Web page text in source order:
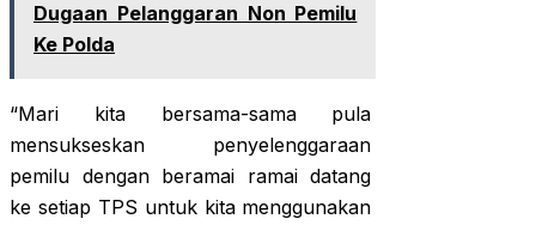
Dugaan Pelanggaran Non Pemilu
Ke Polda
“Mari kita bersama-sama pula
mensukseskan penyelenggaraan
pemilu dengan beramai ramai datang
ke setiap TPS untuk kita menggunakan